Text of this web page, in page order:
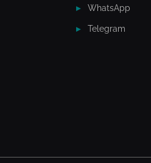
WhatsApp
Telegram